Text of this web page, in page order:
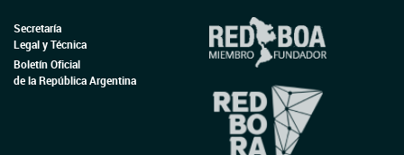
Secretaría
Legal y Técnica
Boletín Oficial
de la República Argentina